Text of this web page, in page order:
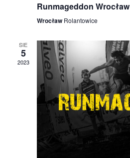
Runmageddon Wrocław
Wrocław Rolantowice
SIE
5
2023